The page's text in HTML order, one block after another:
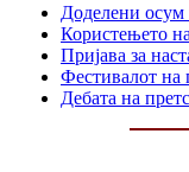
Доделени осум
Користењето
Пријава за
Фестивалот на
Дебата на